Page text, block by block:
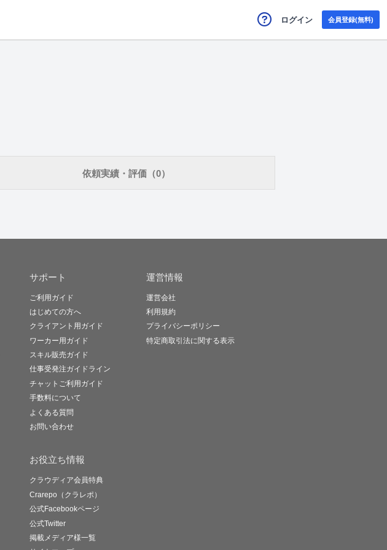
ログイン 会員登録(無料)
依頼実績・評価（0）
サポート
ご利用ガイド
はじめての方へ
クライアント用ガイド
ワーカー用ガイド
スキル販売ガイド
仕事受発注ガイドライン
チャットご利用ガイド
手数料について
よくある質問
お問い合わせ
お役立ち情報
クラウディア会員特典
Crarepo（クラレポ）
公式Facebookページ
公式Twitter
掲載メディア様一覧
運営情報
運営会社
利用規約
プライバシーポリシー
特定商取引法に関する表示